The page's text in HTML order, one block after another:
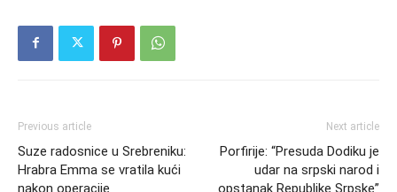
Previous article
Suze radosnice u Srebreniku:
Hrabra Emma se vratila kući
nakon operacije
Next article
Porfirije: “Presuda Dodiku je
udar na srpski narod i
opstanak Republike Srpske”